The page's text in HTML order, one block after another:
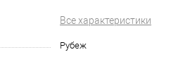
Все характеристики
Рубеж